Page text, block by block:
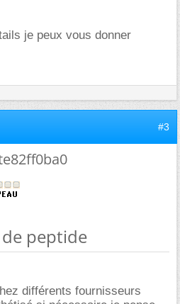
je peux vous donner
#3
de peptide
différents fournisseurs